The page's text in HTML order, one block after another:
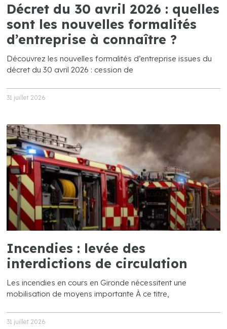
Décret du 30 avril 2026 : quelles
sont les nouvelles formalités
d’entreprise à connaître ?
Découvrez les nouvelles formalités d’entreprise issues du
décret du 30 avril 2026 : cession de
31 juillet 2026
Incendies : levée des
interdictions de circulation
Les incendies en cours en Gironde nécessitent une
mobilisation de moyens importante À ce titre,
31 juillet 2026